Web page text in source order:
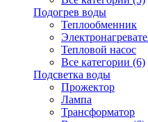
Подогрев воды
Теплообменник
Тепловой насос
Все категории (6)
Подсветка воды
Прожектор
Лампа
Трансформатор